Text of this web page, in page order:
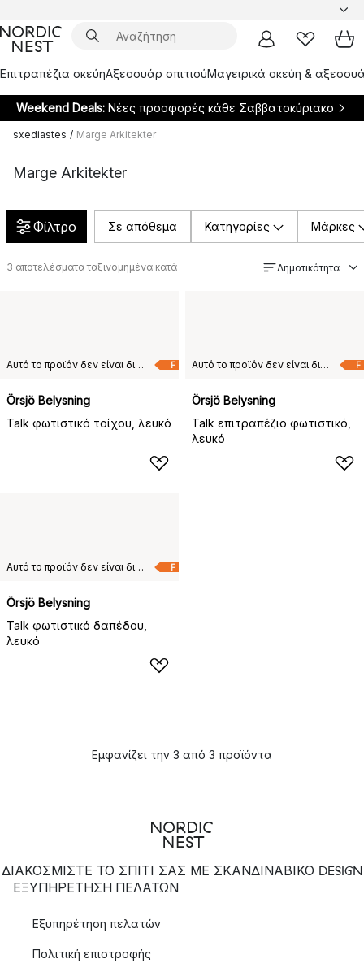
Επιτραπέζια σκεύηΑξεσουάρ σπιτιούΜαγειρικά σκεύη &
Weekend Deals: Νέες προσφορές κάθε Σαββατοκύριακο
sxediastes / Marge Arkitekter
Marge Arkitekter
Φίλτρο Σε απόθεμα Κατηγορίες Μάρκες
3 αποτελέσματα ταξινομημένα κατά Δημοτικότητα
F
Αυτό το προϊόν δεν είναι διαθέσιμο στη χώρα παράδοσης που έχετε επιλέξει.
Örsjö Belysning
Talk φωτιστικό τοίχου, λευκό
F
Αυτό το προϊόν δεν είναι διαθέσιμο στη χώρα παράδοσης που έχετε επιλέξει.
Örsjö Belysning
Talk επιτραπέζιο φωτιστικό,
λευκό
F
Αυτό το προϊόν δεν είναι διαθέσιμο στη χώρα παράδοσης που έχετε επιλέξει.
Örsjö Belysning
Talk φωτιστικό δαπέδου,
λευκό
Εμφανίζει την 3 από 3 προϊόντα
ΔΙΑΚΟΣΜΙΣΤΕ ΤΟ ΣΠΙΤΙ ΣΑΣ ΜΕ ΣΚΑΝΔΙΝΑΒΙΚΟ DESIGN
ΕΞΥΠΗΡΈΤΗΣΗ ΠΕΛΑΤΏΝ
Εξυπηρέτηση πελατών
Πολιτική επιστροφής